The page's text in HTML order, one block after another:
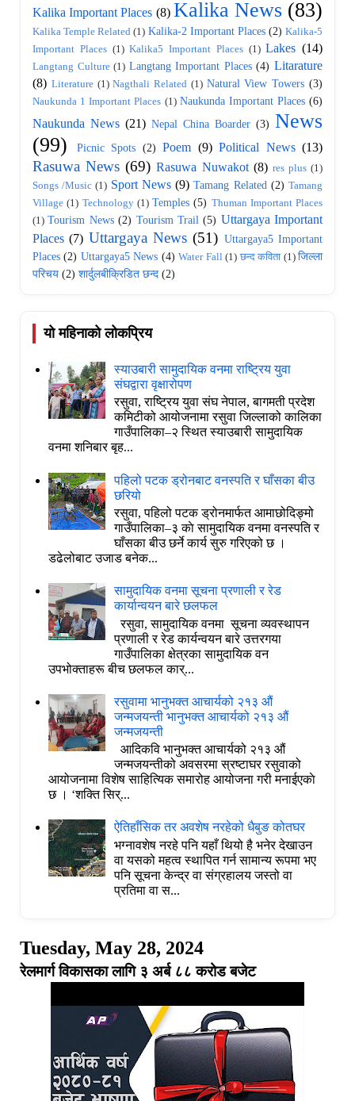
Kalika Important Places (8) Kalika News (83)
Kalika Temple Related (1) Kalika-2 Important Places (2) Kalika-5
Important Places (1) Kalika5 Important Places (1) Lakes (14)
Langtang Culture (1) Langtang Important Places (4) Litarature
(8) Literature (1) Nagthali Related (1) Natural View Towers (3)
Naukunda 1 Important Places (1) Naukunda Important Places (6)
Naukunda News (21) Nepal China Boarder (3) News
(99)
Picnic Spots (2) Poem (9) Political News (13)
Rasuwa News (69) Rasuwa Nuwakot (8) res plus (1)
Songs /Music (1) Sport News (9) Tamang Related (2) Tamang
Village (1) Technology (1) Temples (5) Thuman Important Places
(1) Tourism News (2) Tourism Trail (5) Uttargaya Important
Places (7) Uttargaya News (51) Uttargaya5 Important
Places (2) Uttargaya5 News (4) Water Fall (1) छन्द कविता (1) जिल्ला
परिचय (2) शार्दुलबीक्रिडित छन्द (2)
यो महिनाको लोकप्रिय
स्याउबारी सामुदायिक वनमा राष्ट्रिय युवा
संघद्वारा वृक्षारोपण
रसुवा, राष्ट्रिय युवा संघ नेपाल, बागमती प्रदेश
कमिटीको आयोजनामा रसुवा जिल्लाको कालिका
गाउँपालिका–२ स्थित स्याउबारी सामुदायिक
वनमा शनिबार बृह...
पहिलो पटक ड्रोनबाट वनस्पति र घाँसका बीउ
छरियो
रसुवा, पहिलो पटक ड्रोनमार्फत आमाछोदिङ्मो
गाउँपालिका–३ काे सामुदायिक वनमा वनस्पति र
घाँसका बीउ छर्ने कार्य सुरु गरिएको छ ।
डढेलोबाट उजाड बनेक...
सामुदायिक वनमा सूचना प्रणाली र रेड
कार्यान्वयन बारे छलफल
रसुवा, सामुदायिक वनमा सूचना व्यवस्थापन
प्रणाली र रेड कार्यन्वयन बारे उत्तरगया
गाउँपालिका क्षेत्रका सामुदायिक वन
उपभोक्ताहरू बीच छलफल कार्...
रसुवामा भानुभक्त आचार्यको २१३ औं
जन्मजयन्ती भानुभक्त आचार्यको २१३ औं
जन्मजयन्ती
आदिकवि भानुभक्त आचार्यको २१३ औं
जन्मजयन्तीको अवसरमा स्रष्टाघर रसुवाको
आयोजनामा विशेष साहित्यिक समारोह आयोजना गरी मनाईएकाे
छ । ‘शक्ति सिर्...
ऐतिहाँसिक तर अवशेष नरहेको धैबुङ कोतघर
भग्नावशेष नरहे पनि यहाँ थियो है भनेर देखाउन
वा यसको महत्व स्थापित गर्न सामान्य रूपमा भए
पनि सूचना केन्द्र वा संग्रहालय जस्तो वा
प्रतिमा वा स...
Tuesday, May 28, 2024
रेलमार्ग विकासका लागि ३ अर्ब ८८ करोड बजेट